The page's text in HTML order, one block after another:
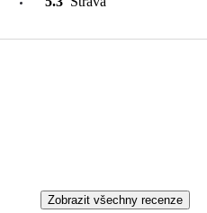
Zobrazit všechny recenze